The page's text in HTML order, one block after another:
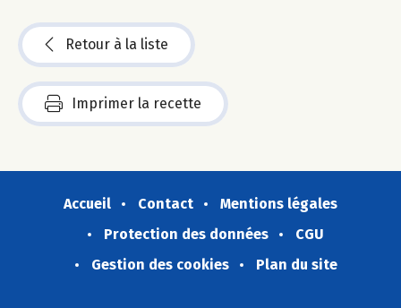
Retour à la liste
Imprimer la recette
Accueil Contact
Mentions légales
Protection des données
CGU
Gestion des cookies
Plan du site